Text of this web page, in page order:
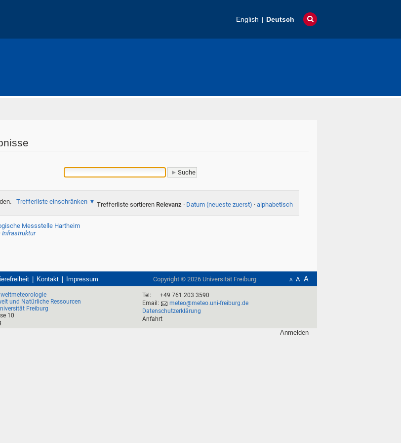
English Deutsch
Trefferliste einschränken Trefferliste sortieren Relevanz · Datum (neueste zuerst) · alphabetisch
Messstelle Hartheim
Infrastruktur
Kontakt Impressum A A A
Copyright © 2026Universität Freiburg
und Natürliche Ressourcen
Freiburg
10
Tel:
+49 761 203 3590
Email:
meteo@meteo.uni-freiburg.de
Datenschutzerklärung
Anfahrt
Anmelden